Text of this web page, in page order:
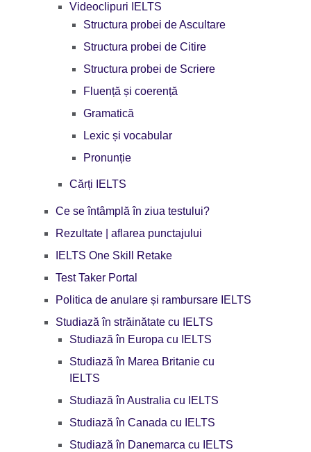
Videoclipuri IELTS
Structura probei de Ascultare
Structura probei de Citire
Structura probei de Scriere
Fluență și coerență
Gramatică
Lexic și vocabular
Pronunție
Cărți IELTS
Ce se întâmplă în ziua testului?
Rezultate | aflarea punctajului
IELTS One Skill Retake
Test Taker Portal
Politica de anulare și rambursare IELTS
Studiază în străinătate cu IELTS
Studiază în Europa cu IELTS
Studiază în Marea Britanie cu
IELTS
Studiază în Australia cu IELTS
Studiază în Canada cu IELTS
Studiază în Danemarca cu IELTS